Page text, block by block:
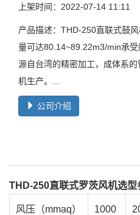
上架时间：2022-07-14 11:11
产品描述：THD-250直联式鼓
量可达80.14~89.22m3/min承
源自台湾的精密加工，成体系
机生产。...
公司介绍
THD-250直联式罗茨风机选型
风压（mmaq） 1000